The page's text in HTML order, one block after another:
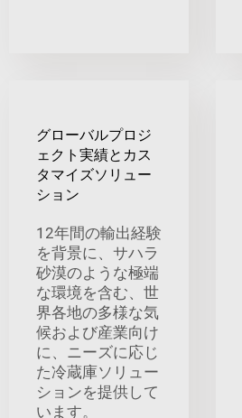
グローバルプロジ
ェクト実績とカス
タマイズソリュー
ション
12年間の輸出経験
を背景に、サハラ
砂漠のような極端
な環境を含む、世
界各地の多様な気
候および産業向け
に、ニーズに応じ
た冷蔵庫ソリュー
ションを提供して
います。